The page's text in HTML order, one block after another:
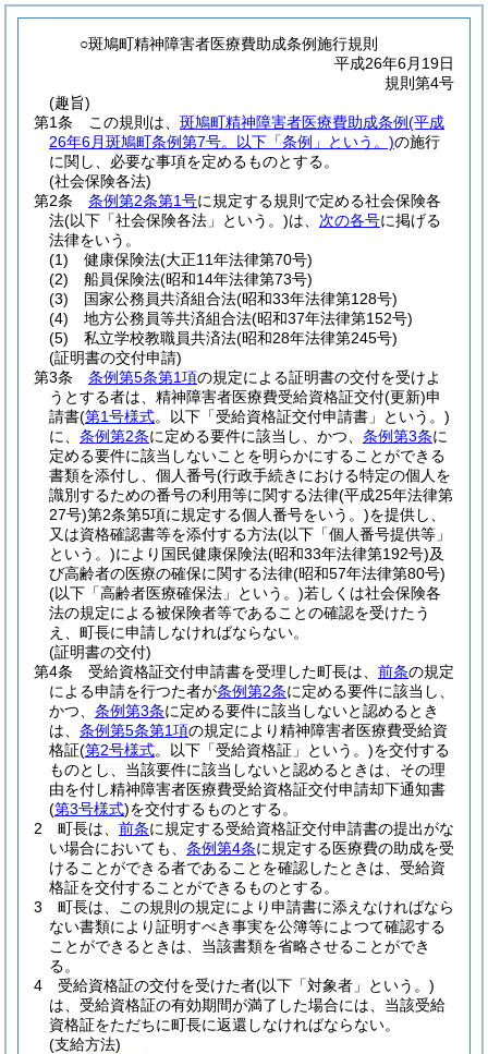
○斑鳩町精神障害者医療費助成条例施行規則
平成26年6月19日
規則第4号
(趣旨)
第1条
この規則は、 斑鳩町精神障害者医療費助成条例(平成
26年6月斑鳩町条例第7号。以下「条例」という。)の施行
に関し、必要な事項を定めるものとする。
(社会保険各法)
第2条
条例第2条第1号に規定する規則で定める社会保険各
法(以下「社会保険各法」という。)は、 次の各号に掲げる
法律をいう。
(1)
健康保険法(大正11年法律第70号)
(2)
船員保険法(昭和14年法律第73号)
(3)
国家公務員共済組合法(昭和33年法律第128号)
(4)
地方公務員等共済組合法(昭和37年法律第152号)
(5)
私立学校教職員共済法(昭和28年法律第245号)
(証明書の交付申請)
第3条
条例第5条第1項の規定による証明書の交付を受けよ
うとする者は、精神障害者医療費受給資格証交付(更新)申
請書(第1号様式。以下「受給資格証交付申請書」という。)
に、 条例第2条に定める要件に該当し、かつ、 条例第3条に
定める要件に該当しないことを明らかにすることができる
書類を添付し、個人番号(行政手続きにおける特定の個人を
識別するための番号の利用等に関する法律(平成25年法律第
27号)第2条第5項に規定する個人番号をいう。)を提供し、
又は資格確認書等を添付する方法(以下「個人番号提供等」
という。)により国民健康保険法(昭和33年法律第192号)及
び高齢者の医療の確保に関する法律(昭和57年法律第80号)
(以下「高齢者医療確保法」という。)若しくは社会保険各
法の規定による被保険者等であることの確認を受けたう
え、町長に申請しなければならない。
(証明書の交付)
第4条
受給資格証交付申請書を受理した町長は、 前条の規定
による申請を行つた者が条例第2条に定める要件に該当し、
かつ、 条例第3条に定める要件に該当しないと認めるとき
は、 条例第5条第1項の規定により精神障害者医療費受給資
格証(第2号様式。以下「受給資格証」という。)を交付する
ものとし、当該要件に該当しないと認めるときは、その理
由を付し精神障害者医療費受給資格証交付申請却下通知書
(第3号様式)を交付するものとする。
2
町長は、 前条に規定する受給資格証交付申請書の提出がな
い場合においても、 条例第4条に規定する医療費の助成を受
けることができる者であることを確認したときは、受給資
格証を交付することができるものとする。
3
町長は、この規則の規定により申請書に添えなければなら
ない書類により証明すべき事実を公簿等によつて確認する
ことができるときは、当該書類を省略させることができ
る。
4
受給資格証の交付を受けた者(以下「対象者」という。)
は、受給資格証の有効期間が満了した場合には、当該受給
資格証をただちに町長に返還しなければならない。
(支給方法)